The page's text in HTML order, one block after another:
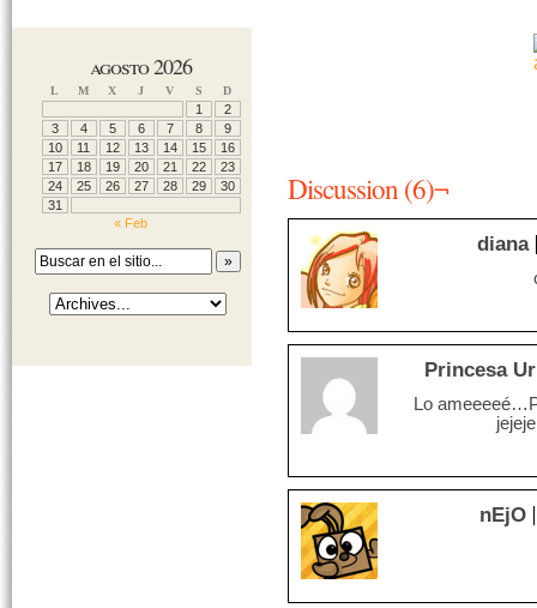
agosto 2026
L M X J V S D
1
2
3
4 5 6 7 8
9
10
11 12 13 14 15
16
17
18 19 20 21 22
23
24
25 26 27 28 29
30
31
« Feb
Discussion (6)¬
diana
Princesa
Lo
nEjO